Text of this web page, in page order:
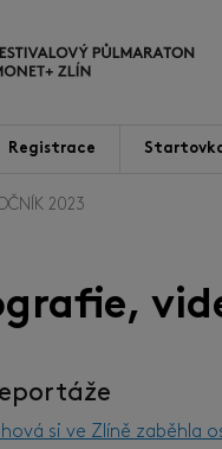
Registrace
2023
si ve Zlíně zaběhla